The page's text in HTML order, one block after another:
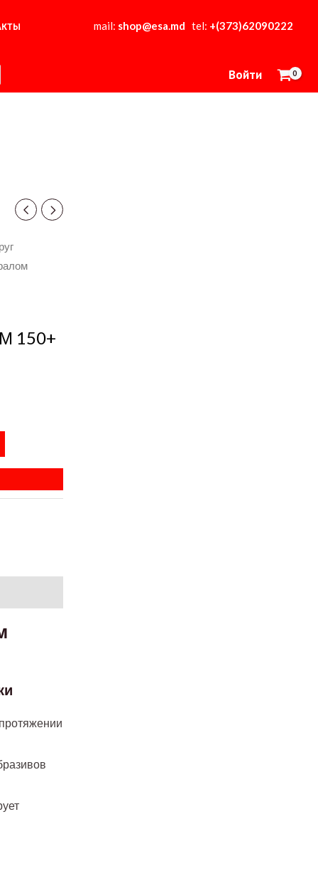
mail: shop@esa.md tel: +(373)62090222
Войти
150+